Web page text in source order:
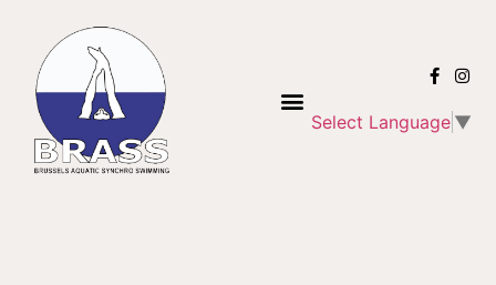
Select Language ▼